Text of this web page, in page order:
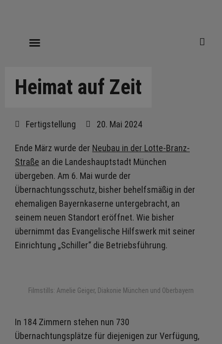
Heimat auf Zeit
Fertigstellung 20. Mai 2024
Ende März wurde der Neubau in der Lotte-Branz-
Straße an die Landeshauptstadt München
übergeben. Am 6. Mai wurde der
Übernachtungsschutz, bisher behelfsmäßig in der
ehemaligen Bayernkaserne untergebracht, an
seinem neuen Standort eröffnet. Wie bisher
übernimmt das Evangelische Hilfswerk mit seiner
Einrichtung „Schiller“ die Betriebsführung.
Filmstills: Amelie Geiger, Diakonie München und Oberbayern
In 184 Zimmern stehen nun 730
Übernachtungsplätze für diejenigen zur Verfügung,